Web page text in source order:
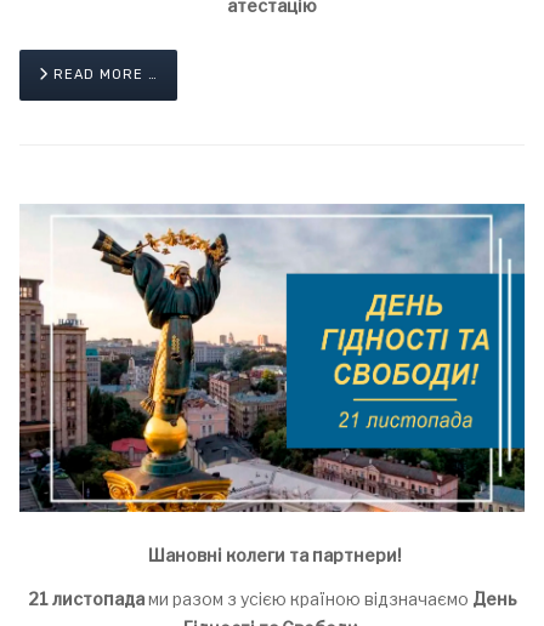
атестацію
READ MORE …
Шановні колеги та партнери!
21 листопадами разом з усією країною відзначаємо День